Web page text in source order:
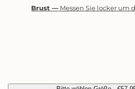
Brust — Messen Sie locker um